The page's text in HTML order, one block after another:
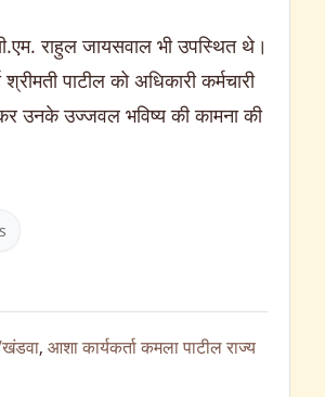
राहुल जायसवाल भी उपस्थित थे।
पाटील को अधिकारी कर्मचारी
उनके उज्जवल भविष्य की कामना की
, आशा कार्यकर्ता कमला पाटील राज्य